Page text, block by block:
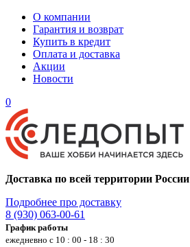
О компании
Гарантия и возврат
Купить в кредит
Оплата и доставка
Акции
Новости
0
Доставка по всей территории России
Подробнее про доставку
8 (930) 063-00-61
График работы
ежедневно с 10 : 00 - 18 : 30